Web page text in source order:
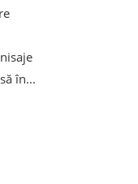
în...